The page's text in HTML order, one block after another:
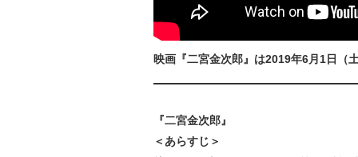
映画『二宮金次郎』は2019年6月1日（
『二宮金次郎』
＜あらすじ＞